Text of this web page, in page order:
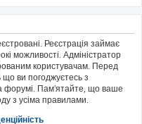
Реєстрація займає
можливості. Адміністратор
користувачам. Перед
що ви погоджуєтесь з
форумі. Пам'ятайте, що ваше
з усіма правилами.